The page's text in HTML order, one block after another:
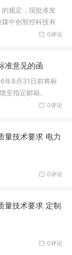
规定，现批准发
中创智控科技有
表面处理有限公
0评论
准意见的函
年8月31日前将标
至指定邮箱。
0评论
量技术要求 电力
0评论
量技术要求 定制
0评论